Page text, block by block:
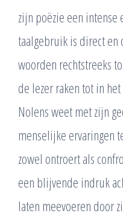
zijn poëzie een
taalgebruik is direct
woorden rechtstreeks
de lezer raken tot in
Nolens weet met zijn
menselijke ervaringen
zowel ontroert als
een blijvende indruk
laten meevoeren door